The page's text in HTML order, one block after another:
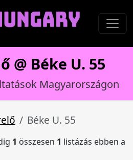
@ Béke U. 55
Magyarországon
Béke U. 55
1 összesen 1 listázás ebben a